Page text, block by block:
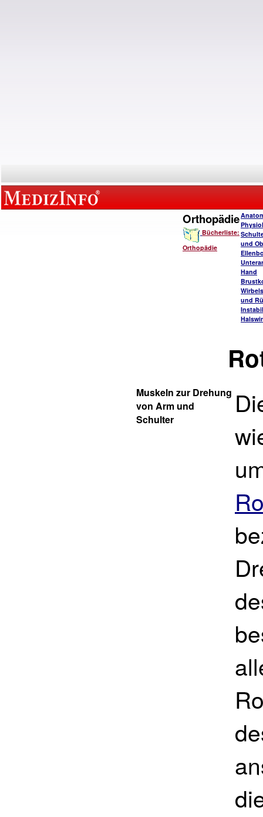
Orthopädie
Bücherliste:
Orthopädie
und
Hand
und
Muskeln zur Drehung
von Arm und
Schulter